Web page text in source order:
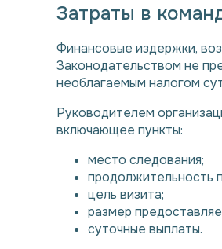
Затраты в
Финансовые издержки,
Законодательством не
необлагаемым налогом
Руководителем
включающее пункты:
место следования;
продолжительность
цель визита;
размер
суточные выплаты.